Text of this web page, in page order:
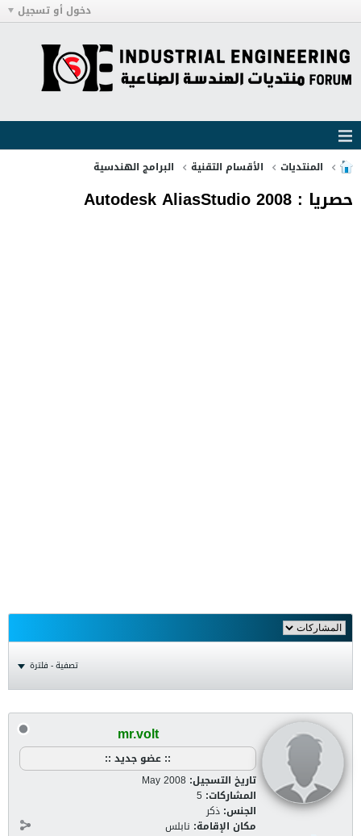
دخول أو تسجيل
المنتديات الأقسام التقنية البرامج الهندسية
حصريا : Autodesk AliasStudio 2008
تصفية - فلترة
mr.volt
:: عضو جديد ::
تاريخ التسجيل: May 2008
المشاركات: 5
الجنس: ذكر
مكان الإقامة: نابلس